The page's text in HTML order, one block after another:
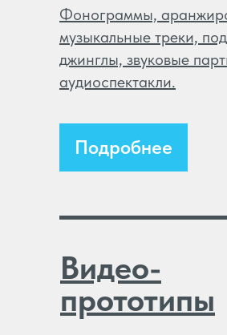
Фонограммы,
музыкальные треки,
джинглы, звуковые
аудиоспектакли.
Подробнее
Видео-
прототипы